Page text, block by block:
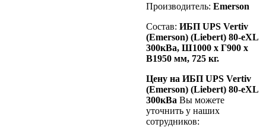
Производитель: Emerson
Состав: ИБП UPS Vertiv
(Emerson) (Liebert) 80-eXL
300кВа, Ш1000 х Г900 х
В1950 мм, 725 кг.
Цену на ИБП UPS Vertiv
(Emerson) (Liebert) 80-eXL
300кВа Вы можете
уточнить у наших
сотрудников: